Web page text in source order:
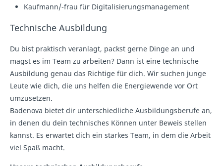
Kaufmann/-frau für Digitalisierungsmanagement
Technische Ausbildung
Du bist praktisch veranlagt, packst gerne Dinge an und
magst es im Team zu arbeiten? Dann ist eine technische
Ausbildung genau das Richtige für dich. Wir suchen junge
Leute wie dich, die uns helfen die Energiewende vor Ort
umzusetzen.
Badenova bietet dir unterschiedliche Ausbildungsberufe an,
in denen du dein technisches Können unter Beweis stellen
kannst. Es erwartet dich ein starkes Team, in dem die Arbeit
viel Spaß macht.